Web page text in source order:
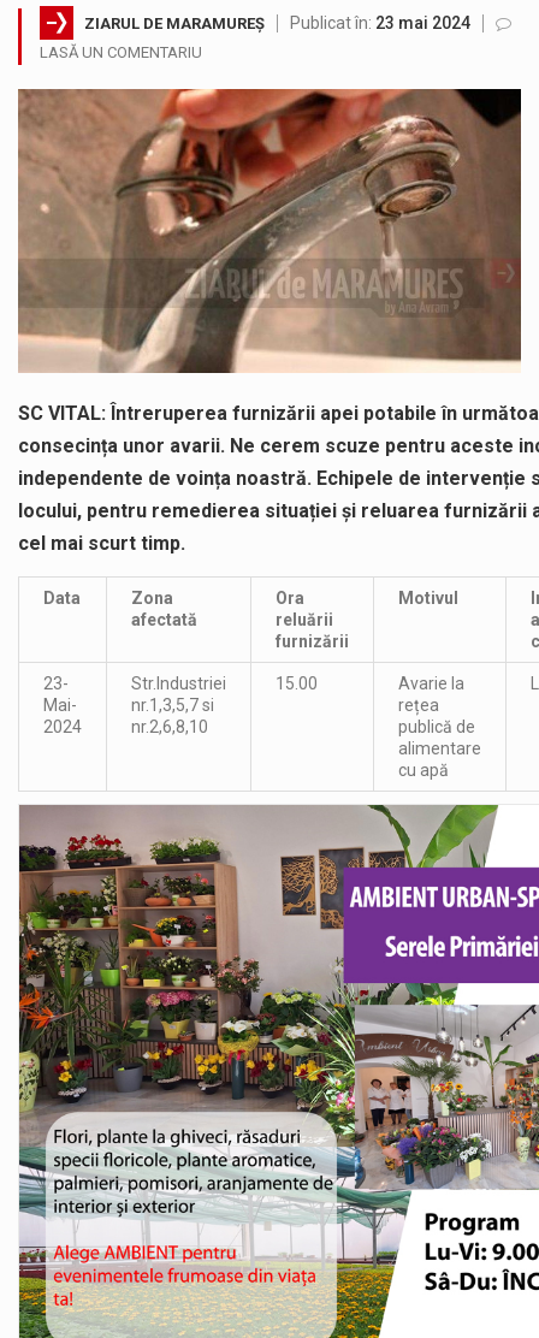
COD GALBEN. Interval de valabilitate: 07 august, ora 12.00 – 07 august, ora 23.00 / Fenomene vizate: instabilitate atmosferică, intensificări…
Proiectul de lege privind Strategia națională pentru conservarea biodiversității a fost din nou dezbătut ieri și în final adoptat de…
Pe scurt. Statuia lui PINTEA VITEAZU din fața Jandarmeriei Maramures a ajuns să fie zilele acestea mărul discordiei între administrații.…
Noile statii de călători, achizitionate la preț de garsonieră per bucată, dezamăgesc total cetățenii care folosesc mijloacele de transport în…
ZIARUL DE MARAMUREȘ Publicat în: 23 mai 2024
LASĂ UN COMENTARIU
SC VITAL: Întreruperea furnizării apei potabile în
consecința unor avarii. Ne cerem scuze pentru aceste
independente de voința noastră. Echipele de intervenție
locului, pentru remedierea situației și reluarea furnizării
cel mai scurt timp.
Data
Zona
afectată
Ora
reluării
furnizării
Motivul
23-
Mai-
2024
Str.Industriei
nr.1,3,5,7 si
nr.2,6,8,10
15.00
Avarie la
rețea
publică de
alimentare
cu apă